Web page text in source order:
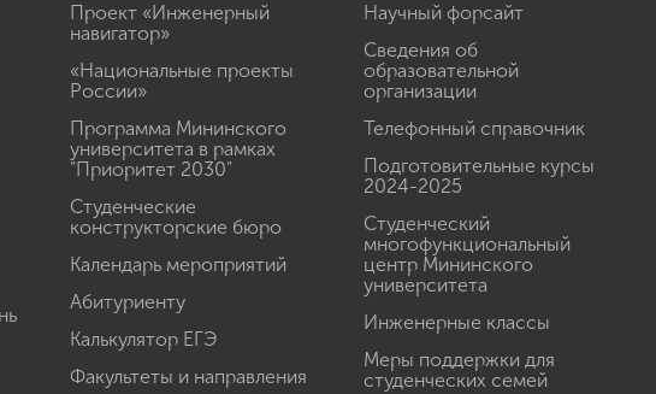
Проект «Инженерный
навигатор»
«Национальные проекты
России»
Программа Мининского
университета в рамках
"Приоритет 2030"
Студенческие
конструкторские бюро
Календарь мероприятий
Абитуриенту
Калькулятор ЕГЭ
Факультеты и направления
Научный форсайт
Сведения об
образовательной
организации
Телефонный справочник
Подготовительные курсы
2024-2025
Студенческий
многофункциональный
центр Мининского
университета
Инженерные классы
Меры поддержки для
студенческих семей